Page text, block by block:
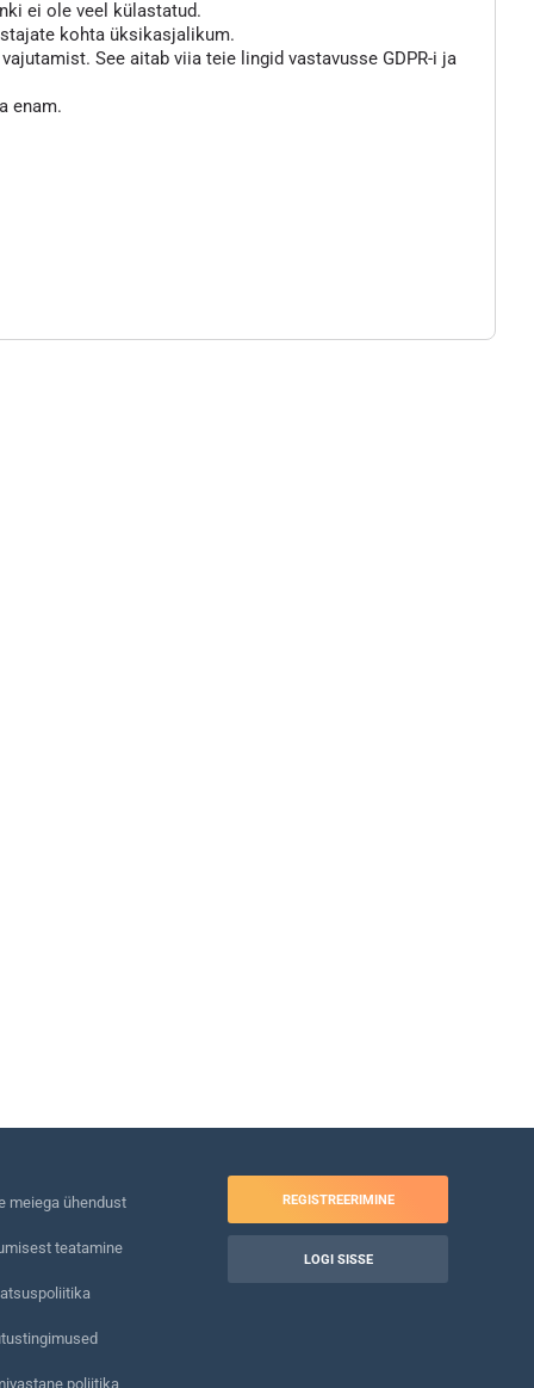
ei ole veel külastatud.
kohta üksikasjalikum.
See aitab viia teie lingid vastavusse GDPR-i ja
enam.
meiega ühendust
teatamine
poliitika
REGISTREERIMINE
LOGI SISSE